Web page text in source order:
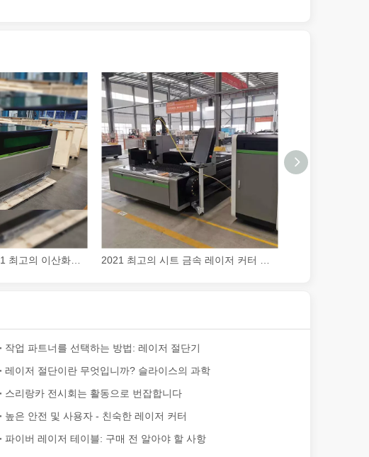
습니다. 이 기사에서는 레이저로 절단할 수 있는 금속의 최대 두께와 이에 영향
사람들은 레이저 절단에도 '결함'이 있다고 말할 수 있습니다. 이 기사에서는
작업 파트너를 선택하는 방법: 레이저 절단기
레이저 절단이란 무엇입니까? 슬라이스의 과학
스리랑카 전시회는 활동으로 번잡합니다
높은 안전 및 사용자 - 친숙한 레이저 커터
파이버 레이저 테이블: 구매 전 알아야 할 사항